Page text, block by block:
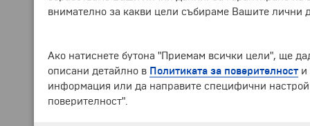
внимателно за какви цели събираме Вашите лични
Ако натиснете бутона "Приемам всички цели", ще
описани детайлно в Политиката за поверителност и
информация или да направите специфични
поверителност".